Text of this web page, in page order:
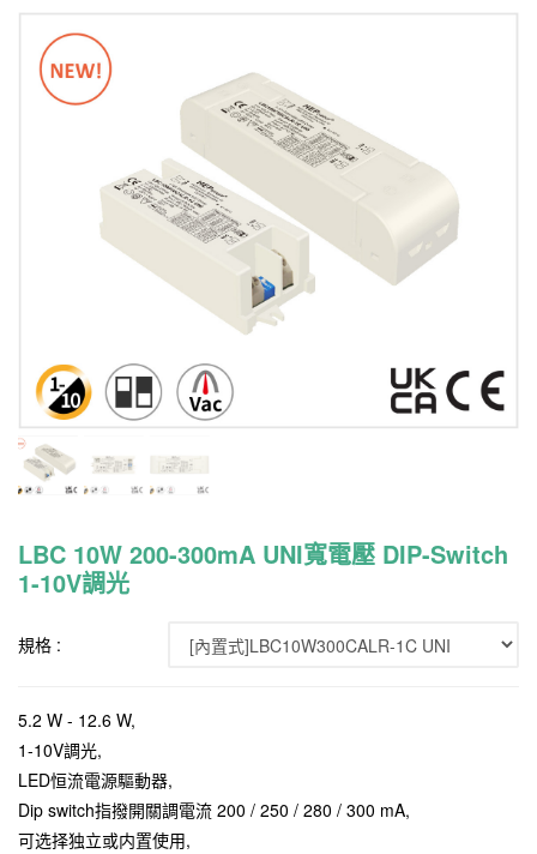
LBC 10W 200-300mA UNI寬電壓 DIP-Switch
1-10V調光
規格 :
5.2 W - 12.6 W,
1-10V調光,
LED恒流電源驅動器,
Dip switch指撥開關調電流 200 / 250 / 280 / 300 mA,
可选择独立或内置使用,